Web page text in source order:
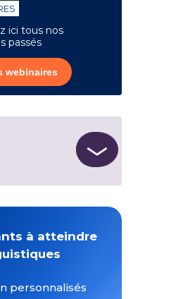
ici tous nos
passés
webinaires
à atteindre
personnalisés